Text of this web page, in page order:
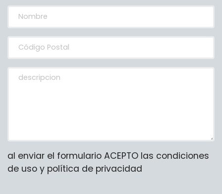
al enviar el formulario ACEPTO las condiciones
de uso y política de privacidad